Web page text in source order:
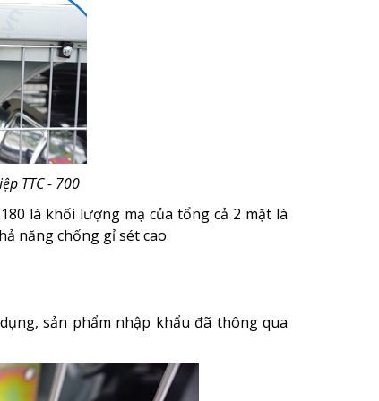
TTC - 700
là khối lượng mạ của tổng cả 2 mặt là
năng chống gỉ sét cao
sản phẩm nhập khẩu đã thông qua